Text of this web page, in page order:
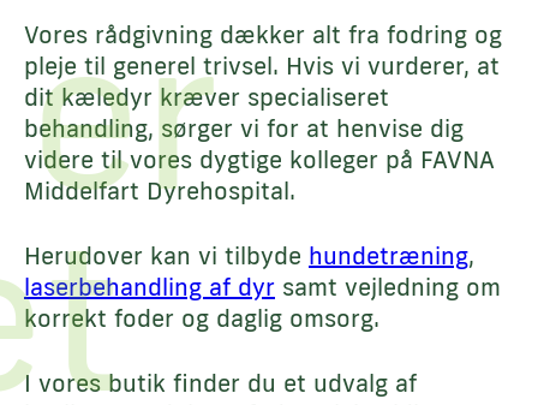
Vores rådgivning dækker alt fra fodring og
pleje til generel trivsel. Hvis vi vurderer, at
dit kæledyr kræver specialiseret
behandling, sørger vi for at henvise dig
videre til vores dygtige kolleger på FAVNA
Middelfart Dyrehospital.
Herudover kan vi tilbyde hundetræning,
laserbehandling af dyr samt vejledning om
korrekt foder og daglig omsorg.
I vores butik finder du et udvalg af